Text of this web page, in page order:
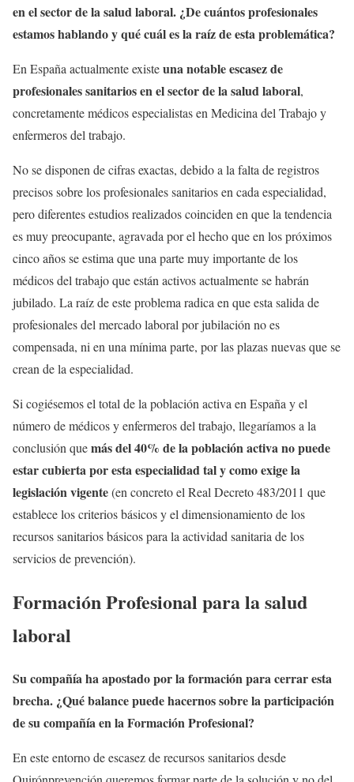
en el sector de la salud laboral. ¿De cuántos profesionales
estamos hablando y qué cuál es la raíz de esta problemática?
En España actualmente existeuna notable escasez de
profesionales sanitarios en el sector de la salud laboral,
concretamente médicos especialistas en Medicina del Trabajo y
enfermeros del trabajo.
No se disponen de cifras exactas, debido a la falta de registros
precisos sobre los profesionales sanitarios en cada especialidad,
pero diferentes estudios realizados coinciden en que la tendencia
es muy preocupante, agravada por el hecho que en los próximos
cinco años se estima que una parte muy importante de los
médicos del trabajo que están activos actualmente se habrán
jubilado. La raíz de este problema radica en que esta salida de
profesionales del mercado laboral por jubilación no es
compensada, ni en una mínima parte, por las plazas nuevas que se
crean de la especialidad.
Si cogiésemos el total de la población activa en España y el
número de médicos y enfermeros del trabajo, llegaríamos a la
conclusión quemás del 40% de la población activa no puede
estar cubierta por esta especialidad tal y como exige la
legislación vigente(en concreto el Real Decreto 483/2011 que
establece los criterios básicos y el dimensionamiento de los
recursos sanitarios básicos para la actividad sanitaria de los
servicios de prevención).
Formación Profesional para la salud
laboral
Su compañía ha apostado por la formación para cerrar esta
brecha. ¿Qué balance puede hacernos sobre la participación
de su compañía en la Formación Profesional?
En este entorno de escasez de recursos sanitarios desde